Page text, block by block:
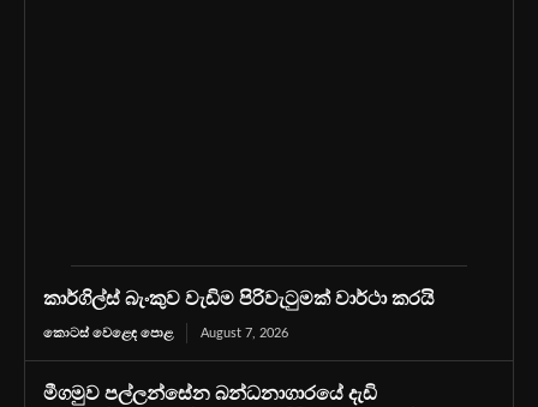
කාර්ගිල්ස් බැංකුව වැඩිම පිරිවැටුමක් වාර්ථා කරයි
කොටස් වෙළෙඳ පොළ August 7, 2026
මීගමුව පල්ලන්සේන බන්ධනාගාරයේ දැඩි